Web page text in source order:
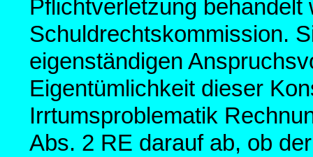
Pflichtverletzung
Schuldrechtskommission.
eigenständigen
Eigentümlichkeit dieser
Irrtumsproblematik
Abs. 2 RE darauf ab, ob